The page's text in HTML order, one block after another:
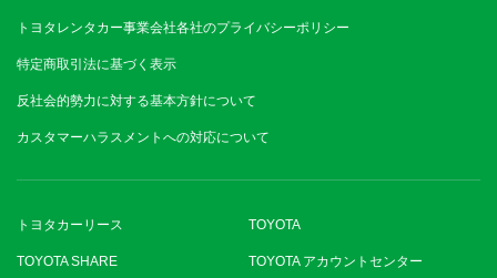
トヨタレンタカー事業会社各社のプライバシーポリシー
特定商取引法に基づく表示
反社会的勢力に対する基本方針について
カスタマーハラスメントへの対応について
トヨタカーリース TOYOTA
TOYOTA SHARE TOYOTA アカウントセンター